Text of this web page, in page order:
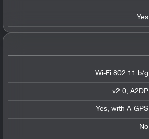
Yes
Wi-Fi 802.11 b/g
v2.0, A2DP
Yes, with A-GPS
No